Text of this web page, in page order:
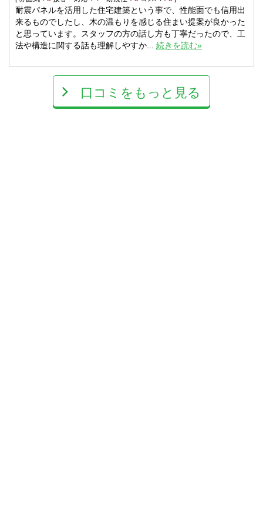
耐震パネルを活用した住宅建築という事で、性能面でも信用出
来るものでしたし、木の温もりを感じる住まい提案が良かった
と思っています。スタッフの方の話し方も丁寧だったので、工
法や構造に関する話も理解しやすか... 続きを読む»
口コミをもっと見る